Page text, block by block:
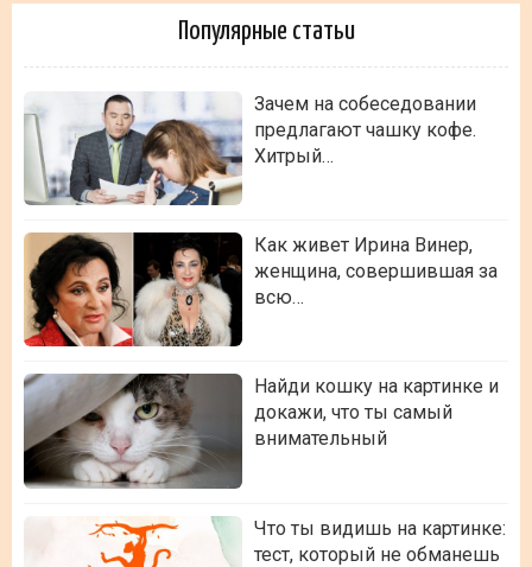
Популярные статьи
Зачем на собеседовании
предлагают чашку кофе.
Хитрый…
Как живет Ирина Винер,
женщина, совершившая за
всю…
Найди кошку на картинке и
докажи, что ты самый
внимательный
Что ты видишь на картинке:
тест, который не обманешь